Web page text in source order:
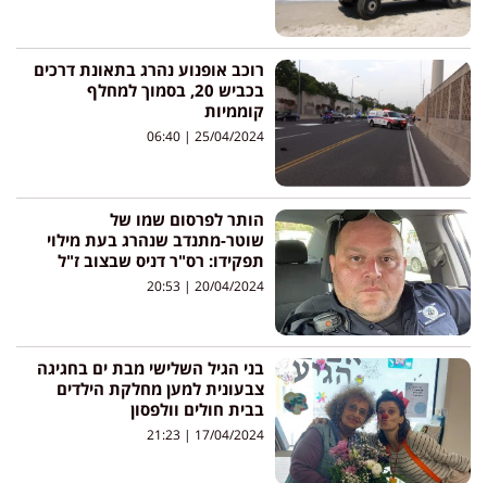
רוכב אופנוע נהרג בתאונת דרכים
בכביש 20, בסמוך למחלף
קוממיות
25/04/2024
הותר לפרסום שמו של
שוטר-מתנדב שנהרג בעת מילוי
תפקידו: רס"ר דניס שבצוב ז"ל
20/04/2024
בני הגיל השלישי מבת ים בחגיגה
צבעונית למען מחלקת הילדים
בבית חולים וולפסון
17/04/2024